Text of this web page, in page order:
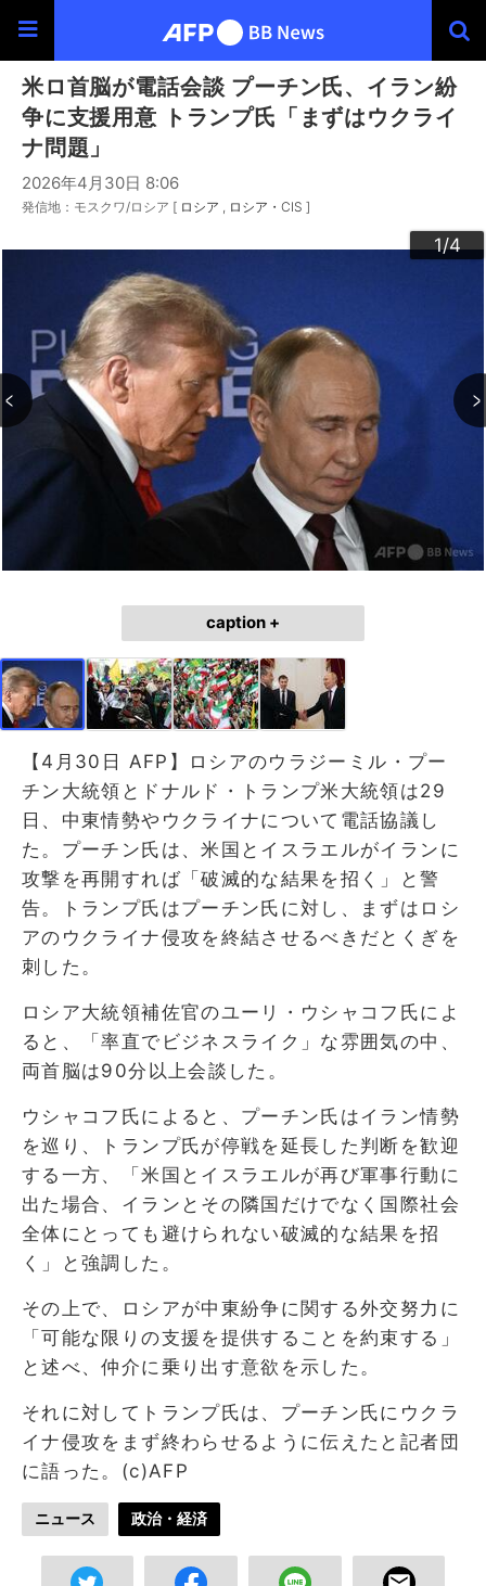
米ロ首脳が電話会談 プーチン氏、イラン紛
争に支援用意 トランプ氏「まずはウクライ
ナ問題」
2026年4月30日 8:06
発信地：モスクワ/ロシア [ ロシア ロシア・CIS ]
1/4
2/4
3/4
4/4
caption +
【4月30日 AFP】ロシアのウラジーミル・プー
チン大統領とドナルド・トランプ米大統領は29
日、中東情勢やウクライナについて電話協議し
た。プーチン氏は、米国とイスラエルがイランに
攻撃を再開すれば「破滅的な結果を招く」と警
告。トランプ氏はプーチン氏に対し、まずはロシ
アのウクライナ侵攻を終結させるべきだとくぎを
刺した。
ロシア大統領補佐官のユーリ・ウシャコフ氏によ
ると、「率直でビジネスライク」な雰囲気の中、
両首脳は90分以上会談した。
ウシャコフ氏によると、プーチン氏はイラン情勢
を巡り、トランプ氏が停戦を延長した判断を歓迎
する一方、「米国とイスラエルが再び軍事行動に
出た場合、イランとその隣国だけでなく国際社会
全体にとっても避けられない破滅的な結果を招
く」と強調した。
その上で、ロシアが中東紛争に関する外交努力に
「可能な限りの支援を提供することを約束する」
と述べ、仲介に乗り出す意欲を示した。
それに対してトランプ氏は、プーチン氏にウクラ
イナ侵攻をまず終わらせるように伝えたと記者団
に語った。(c)AFP
ニュース 政治・経済